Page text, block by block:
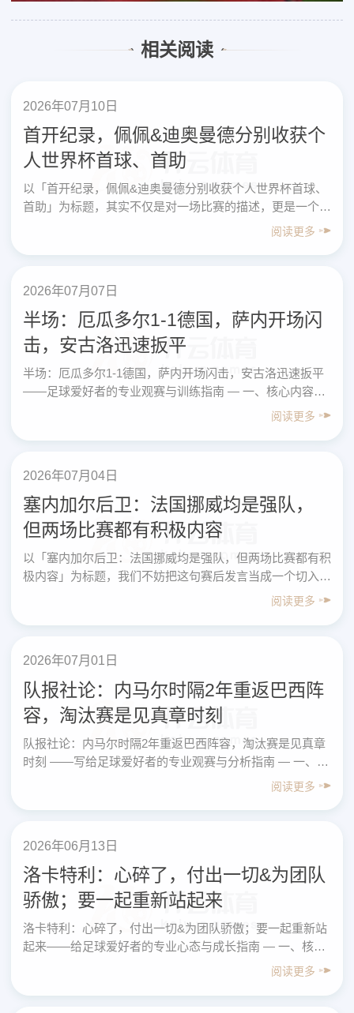
相关阅读
2026年07月10日
首开纪录，佩佩&迪奥曼德分别收获个
人世界杯首球、首助
以「首开纪录，佩佩&迪奥曼德分别收获个人世界杯首球、
首助」为标题，其实不仅是对一场比赛的描述，更是一个切
入点——帮助普通足球爱好者从职业赛场的细节中，学会
阅读更多
2026年07月07日
半场：厄瓜多尔1-1德国，萨内开场闪
击，安古洛迅速扳平
半场：厄瓜多尔1-1德国，萨内开场闪击，安古洛迅速扳平
——足球爱好者的专业观赛与训练指南 — 一、核心内容先
行：这场“半场1-1”带来的关键信息总结 以“半场：厄瓜
阅读更多
2026年07月04日
塞内加尔后卫：法国挪威均是强队，
但两场比赛都有积极内容
以「塞内加尔后卫：法国挪威均是强队，但两场比赛都有积
极内容」为标题，我们不妨把这句赛后发言当成一个切入
口，写给足球爱好者的“专业指南”：如何像职业球员和教练
阅读更多
2026年07月01日
队报社论：内马尔时隔2年重返巴西阵
容，淘汰赛是见真章时刻
队报社论：内马尔时隔2年重返巴西阵容，淘汰赛是见真章
时刻 ——写给足球爱好者的专业观赛与分析指南 — 一、核
心内容先看结论（总结版） 1. 队报社论的核心观点 ……
阅读更多
2026年06月13日
洛卡特利：心碎了，付出一切&为团队
骄傲；要一起重新站起来
洛卡特利：心碎了，付出一切&为团队骄傲；要一起重新站
起来——给足球爱好者的专业心态与成长指南 — 一、核心
总结（先给结论） 围绕“洛卡特利：心碎了，付出一……
阅读更多